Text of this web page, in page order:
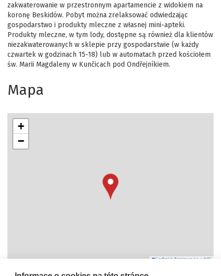
zakwaterowanie w przestronnym apartamencie z widokiem na
koronę Beskidów. Pobyt można zrelaksować odwiedzając
gospodarstwo i produkty mleczne z własnej mini-apteki.
Produkty mleczne, w tym lody, dostępne są również dla klientów
niezakwaterowanych w sklepie przy gospodarstwie (w każdy
czwartek w godzinach 15-18) lub w automatach przed kościołem
św. Marii Magdaleny w Kunčicach pod Ondřejníkiem.
Mapa
+
−
Leaflet|© Seznam.cz a.s. a další